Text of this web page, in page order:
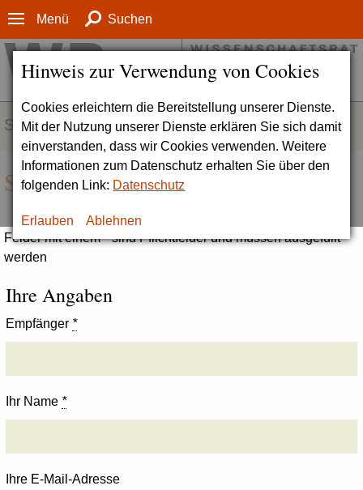
Hinweis zur Verwendung von Cookies
Cookies erleichtern die Bereitstellung unserer Dienste.
Mit der Nutzung unserer Dienste erklären Sie sich damit
einverstanden, dass wir Cookies verwenden. Weitere
Informationen zum Datenschutz erhalten Sie über den
folgenden Link: Datenschutz
Erlauben Ablehnen
Menü Suchen
SERVICE
Seite empfehlen
Felder mit einem * sind Pflichtfelder und müssen ausgefüllt
werden
Ihre Angaben
Empfänger *
Ihr Name *
Ihre E-Mail-Adresse